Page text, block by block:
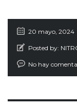
20 mayo, 2024
Posted by:
No hay